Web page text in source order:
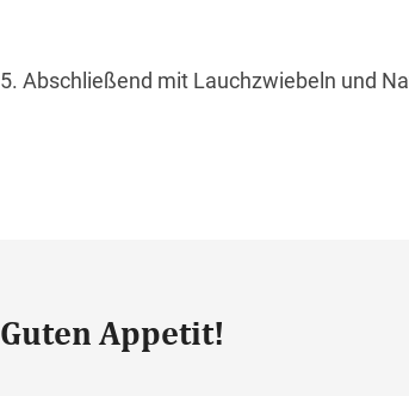
5. Abschließend mit Lauchzwiebeln und
Guten Appetit!